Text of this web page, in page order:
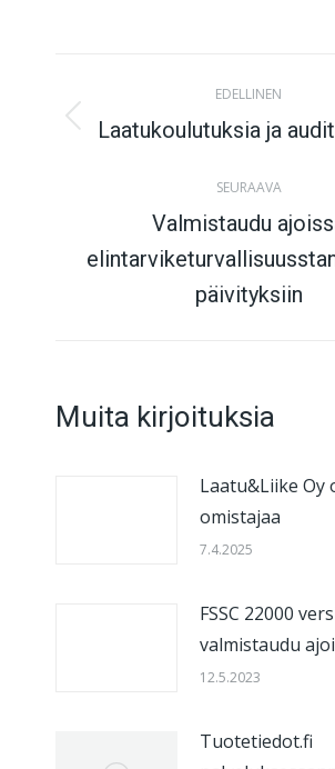
navigation
EDELLINEN
Previous
Laatukoulutuksia ja
SEURAAVA
Next
post:
Valmistaudu
päivityksiin
Muita kirjoituksia
Laatu&Liike Oy
omistajaa
7.4.2025
FSSC 22000
valmistaudu
12.5.2023
Tuotetiedot.fi